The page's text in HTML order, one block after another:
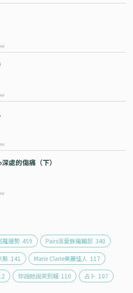
處的傷痛（下）
羅運勢 459 Pairs派愛族編輯部 340
斯 141 Marie Clarie美麗佳人 117
你說她說笑到報 110 占卜 107